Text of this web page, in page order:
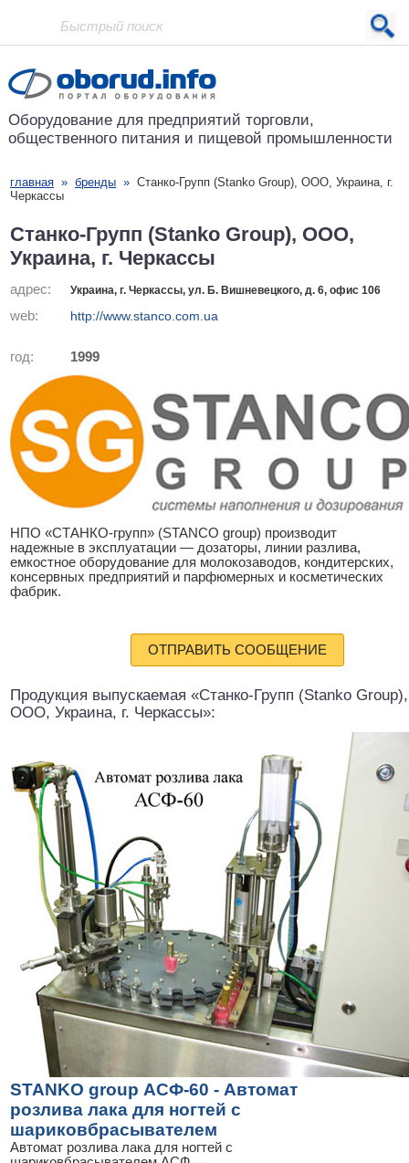
Проект основан в 2001 году
Оборудование для предприятий торговли,
общественного питания и пищевой промышленности
главная » бренды » Станко-Групп (Stanko Group), ООО, Украина, г.
Черкассы
Станко-Групп (Stanko Group), ООО,
Украина, г. Черкассы
адрес: Украина, г. Черкассы, ул. Б. Вишневецкого, д. 6, офис 106
web: http://www.stanco.com.ua
год: 1999
НПО «СТАНКО-групп» (STANCO group) производит
надежные в эксплуатации — дозаторы, линии разлива,
емкостное оборудование для молокозаводов, кондитерских,
консервных предприятий и парфюмерных и косметических
фабрик.
ОТПРАВИТЬ СООБЩЕНИЕ
Продукция выпускаемая «Станко-Групп (Stanko Group),
ООО, Украина, г. Черкассы»:
STANKO group АСФ-60 - Автомат
розлива лака для ногтей с
шариковбрасывателем
Автомат розлива лака для ногтей с